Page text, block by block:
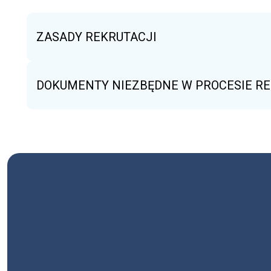
ZASADY REKRUTACJI
DOKUMENTY NIEZBĘDNE W PROCESIE